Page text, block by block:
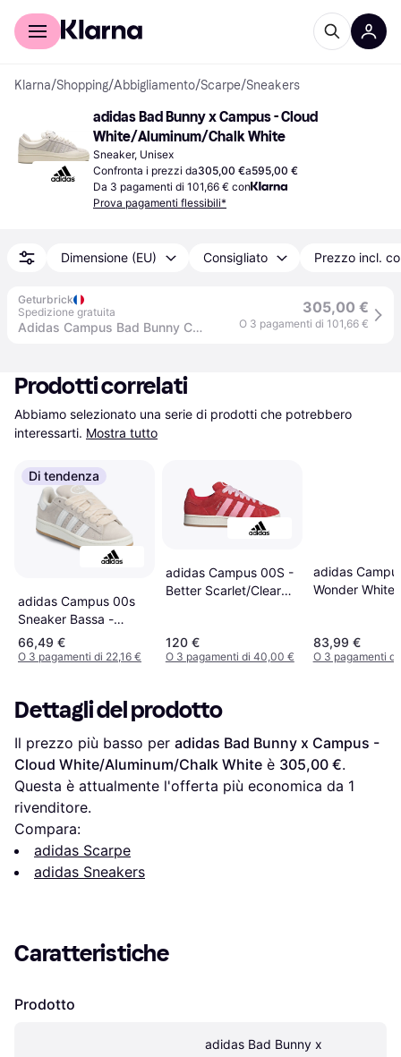
Per il tuo shopping
Klarna/Shopping/Abbigliamento/Scarpe/Sneakers
adidas Bad Bunny x Campus - Cloud
White/Aluminum/Chalk White
Sneaker, Unisex
Confronta i prezzi da305,00 €a595,00 €
Da 3 pagamenti di 101,66 € con
Prova pagamenti flessibili*
Dimensione (EU) Consigliato Prezzo incl.
Geturbrick
Spedizione gratuita
Adidas Campus Bad Bunny Cream - 46 2/3 / Standard
305,00 €
O 3 pagamenti di 101,66 €
Prodotti correlati
Abbiamo selezionato una serie di prodotti che potrebbero
interessarti. Mostra tutto
Di tendenza
adidas Campus 00s
Sneaker Bassa -
Bianco Lana
66,49 €
O 3 pagamenti di 22,16 €
adidas Campus 00S -
Better Scarlet/Clear
120 €
O 3 pagamenti di 40,00 €
adidas
Wonder
83,99 €
O 3 pagamenti di
Dettagli del prodotto
Il prezzo più basso per adidas Bad Bunny x Campus -
Cloud White/Aluminum/Chalk White è 305,00 €.
Questa è attualmente l'offerta più economica da 1
rivenditore.
Compara:
adidas Scarpe
adidas Sneakers
Caratteristiche
Prodotto
adidas Bad Bunny x